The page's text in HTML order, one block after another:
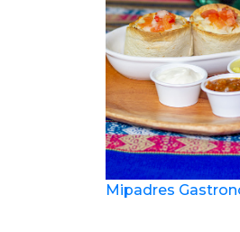
Mipadres